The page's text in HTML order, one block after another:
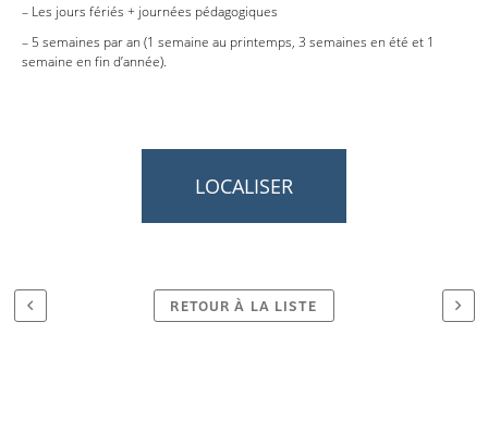
– Les jours fériés + journées pédagogiques
– 5 semaines par an (1 semaine au printemps, 3 semaines en été et 1
semaine en fin d’année).
LOCALISER
RETOUR À LA LISTE